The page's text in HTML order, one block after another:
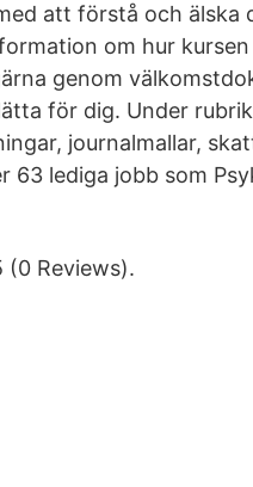
att förstå och älska
om hur
genom
för dig. Under
journalmallar,
lediga jobb som
Reviews).